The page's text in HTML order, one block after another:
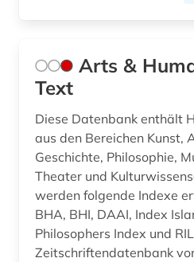
johann sebastian (4)
johann
johannes (1)
johannes brahms (1)
jojk (1)
Arts &
Text
Diese Datenbank enthält
aus den Bereichen Kunst,
Geschichte, Philosophie,
Theater und
werden folgende Indexe
BHA, BHI, DAAI, Index
Philosophers Index und RILM. Diese
Zeitschriftendatenbank